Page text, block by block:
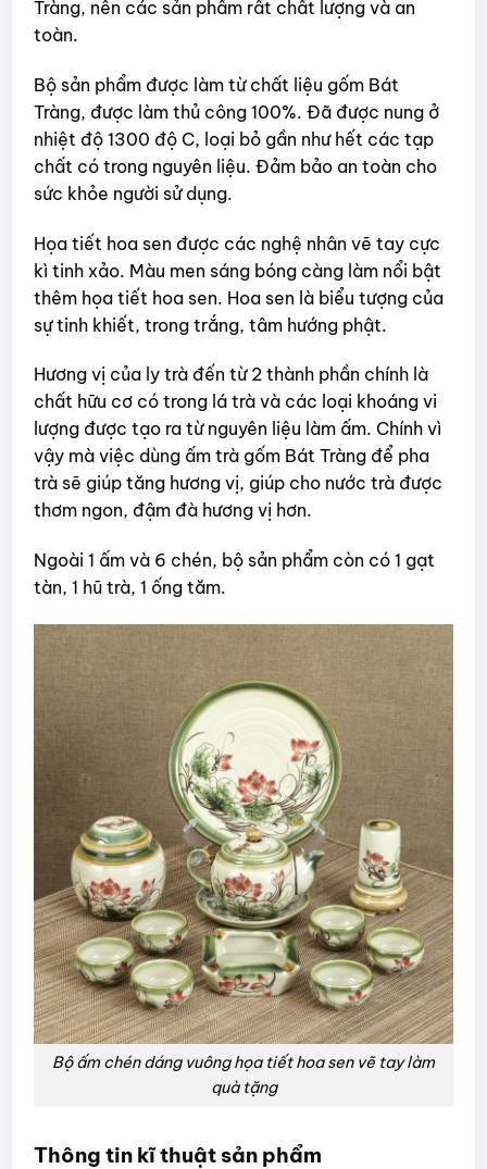
Tràng, nên các sản phẩm rất chất lượng và an
toàn.
Bộ sản phẩm được làm từ chất liệu gốm Bát
Tràng, được làm thủ công 100%. Đã được nung ở
nhiệt độ 1300 độ C, loại bỏ gần như hết các tạp
chất có trong nguyên liệu. Đảm bảo an toàn cho
sức khỏe người sử dụng.
Họa tiết hoa sen được các nghệ nhân vẽ tay cực
kì tinh xảo. Màu men sáng bóng càng làm nổi bật
thêm họa tiết hoa sen. Hoa sen là biểu tượng của
sự tinh khiết, trong trắng, tâm hướng phật.
Hương vị của ly trà đến từ 2 thành phần chính là
chất hữu cơ có trong lá trà và các loại khoáng vi
lượng được tạo ra từ nguyên liệu làm ấm. Chính vì
vậy mà việc dùng ấm trà gốm Bát Tràng để pha
trà sẽ giúp tăng hương vị, giúp cho nước trà được
thơm ngon, đậm đà hương vị hơn.
Ngoài 1 ấm và 6 chén, bộ sản phẩm còn có 1 gạt
tàn, 1 hũ trà, 1 ống tăm.
Bộ ấm chén dáng vuông họa tiết hoa sen vẽ tay làm
quà tặng
Thông tin kĩ thuật sản phẩm